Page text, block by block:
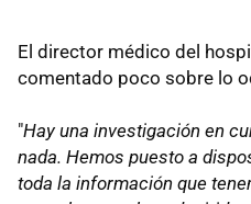
El director médico del
comentado poco sobre lo
"Hay una investigación en
nada. Hemos puesto a
toda la información que